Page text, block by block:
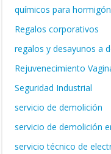
químicos para hormigón
Regalos corporativos
regalos y desayunos a
Rejuvenecimiento
Seguridad Industrial
servicio de demolición
servicio de demolición
servicio técnico de